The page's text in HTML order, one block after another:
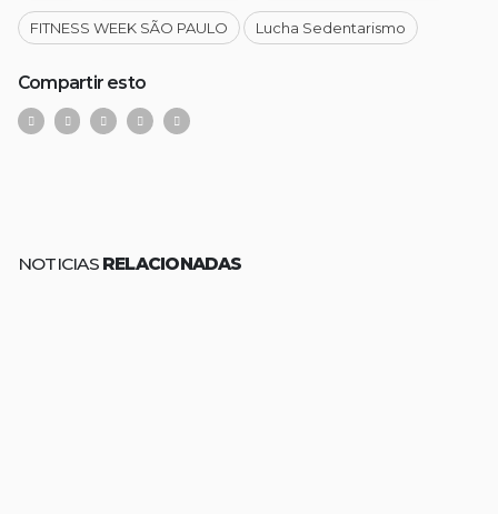
FITNESS WEEK SÃO PAULO Lucha Sedentarismo
Compartir esto
NOTICIAS RELACIONADAS